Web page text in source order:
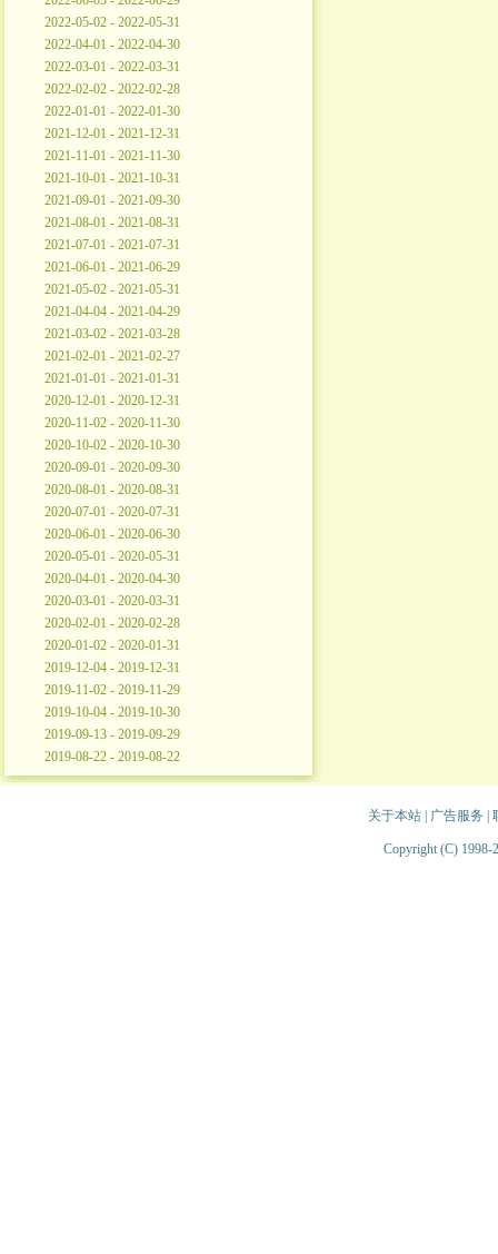
2022-05-02 - 2022-05-31
2022-04-01 - 2022-04-30
2022-03-01 - 2022-03-31
2022-02-02 - 2022-02-28
2022-01-01 - 2022-01-30
2021-12-01 - 2021-12-31
2021-11-01 - 2021-11-30
2021-10-01 - 2021-10-31
2021-09-01 - 2021-09-30
2021-08-01 - 2021-08-31
2021-07-01 - 2021-07-31
2021-06-01 - 2021-06-29
2021-05-02 - 2021-05-31
2021-04-04 - 2021-04-29
2021-03-02 - 2021-03-28
2021-02-01 - 2021-02-27
2021-01-01 - 2021-01-31
2020-12-01 - 2020-12-31
2020-11-02 - 2020-11-30
2020-10-02 - 2020-10-30
2020-09-01 - 2020-09-30
2020-08-01 - 2020-08-31
2020-07-01 - 2020-07-31
2020-06-01 - 2020-06-30
2020-05-01 - 2020-05-31
2020-04-01 - 2020-04-30
2020-03-01 - 2020-03-31
2020-02-01 - 2020-02-28
2020-01-02 - 2020-01-31
2019-12-04 - 2019-12-31
2019-11-02 - 2019-11-29
2019-10-04 - 2019-10-30
2019-09-13 - 2019-09-29
2019-08-22 - 2019-08-22
关于本站| 广告服务
Copyright (C) 1998-